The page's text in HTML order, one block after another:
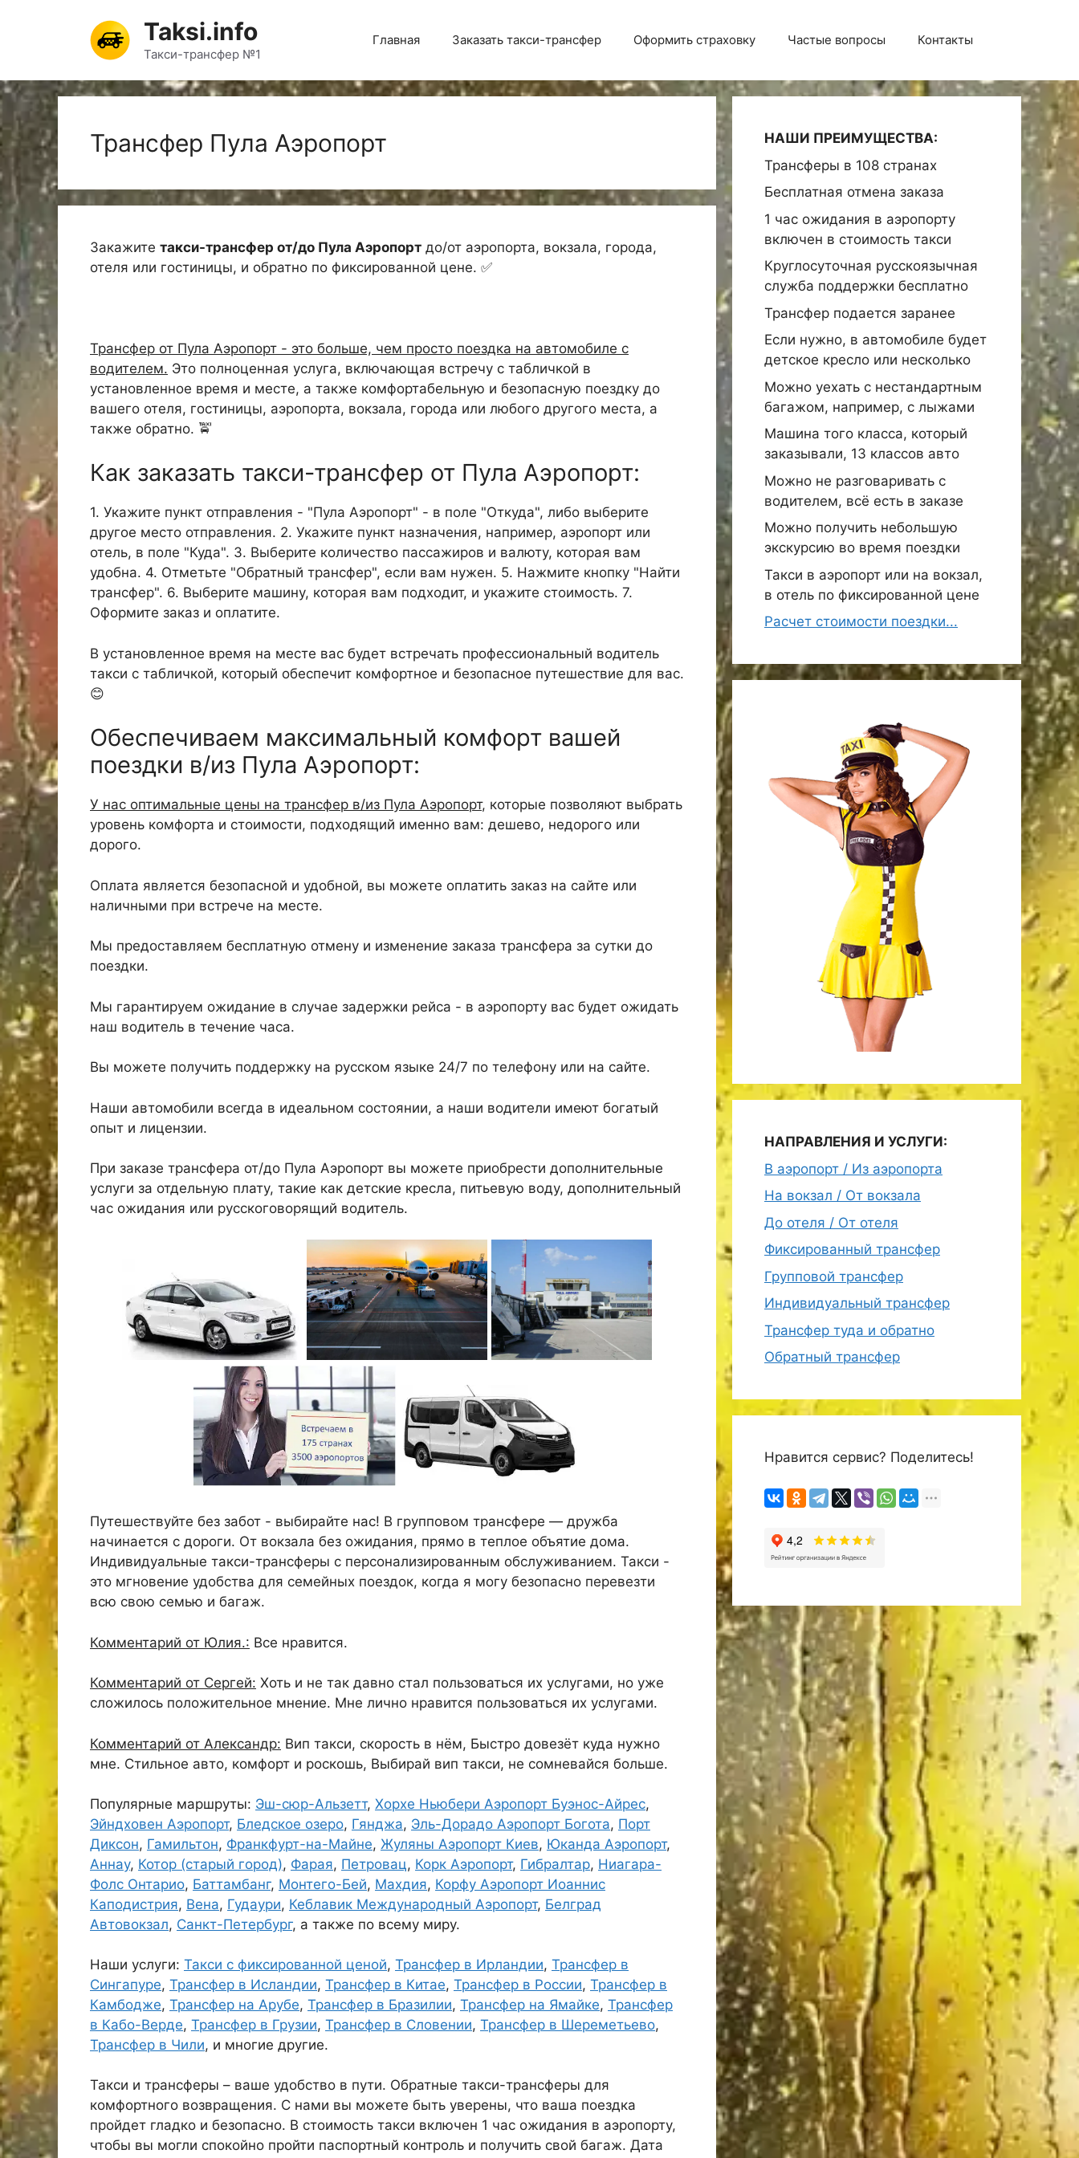
содержимому
Taksi.info
Такси-трансфер №1
Главная Заказать такси-трансфер Оформить страховку Частые вопросы Контакты
Трансфер Пула Аэропорт
Закажите такси-трансфер от/до Пула Аэропорт до/от аэропорта, вокзала, города,
отеля или гостиницы, и обратно по фиксированной цене. ✅
Трансфер от Пула Аэропорт - это больше, чем просто поездка на автомобиле с
водителем. Это полноценная услуга, включающая встречу с табличкой в
установленное время и месте, а также комфортабельную и безопасную поездку до
вашего отеля, гостиницы, аэропорта, вокзала, города или любого другого места, а
также обратно. 🚖
Как заказать такси-трансфер от Пула Аэропорт:
1. Укажите пункт отправления - "Пула Аэропорт" - в поле "Откуда", либо выберите
другое место отправления. 2. Укажите пункт назначения, например, аэропорт или
отель, в поле "Куда". 3. Выберите количество пассажиров и валюту, которая вам
удобна. 4. Отметьте "Обратный трансфер", если вам нужен. 5. Нажмите кнопку "Найти
трансфер". 6. Выберите машину, которая вам подходит, и укажите стоимость. 7.
Оформите заказ и оплатите.
В установленное время на месте вас будет встречать профессиональный водитель
такси с табличкой, который обеспечит комфортное и безопасное путешествие для вас.
😊
Обеспечиваем максимальный комфорт вашей
поездки в/из Пула Аэропорт:
У нас оптимальные цены на трансфер в/из Пула Аэропорт, которые позволяют выбрать
уровень комфорта и стоимости, подходящий именно вам: дешево, недорого или
дорого.
Оплата является безопасной и удобной, вы можете оплатить заказ на сайте или
наличными при встрече на месте.
Мы предоставляем бесплатную отмену и изменение заказа трансфера за сутки до
поездки.
Мы гарантируем ожидание в случае задержки рейса - в аэропорту вас будет ожидать
наш водитель в течение часа.
Вы можете получить поддержку на русском языке 24/7 по телефону или на сайте.
Наши автомобили всегда в идеальном состоянии, а наши водители имеют богатый
опыт и лицензии.
При заказе трансфера от/до Пула Аэропорт вы можете приобрести дополнительные
услуги за отдельную плату, такие как детские кресла, питьевую воду, дополнительный
час ожидания или русскоговорящий водитель.
Путешествуйте без забот - выбирайте нас! В групповом трансфере — дружба
начинается с дороги. От вокзала без ожидания, прямо в теплое объятие дома.
Индивидуальные такси-трансферы с персонализированным обслуживанием. Такси -
это мгновение удобства для семейных поездок, когда я могу безопасно перевезти
всю свою семью и багаж.
Комментарий от Юлия.: Все нравится.
Комментарий от Сергей: Хоть и не так давно стал пользоваться их услугами, но уже
сложилось положительное мнение. Мне лично нравится пользоваться их услугами.
Комментарий от Александр: Вип такси, скорость в нём, Быстро довезёт куда нужно
мне. Стильное авто, комфорт и роскошь, Выбирай вип такси, не сомневайся больше.
Популярные маршруты: Эш-сюр-Альзетт, Хорхе Ньюбери Аэропорт Буэнос-Айрес,
Эйндховен Аэропорт, Бледское озеро, Гянджа, Эль-Дорадо Аэропорт Богота, Порт
Диксон, Гамильтон, Франкфурт-на-Майне, Жуляны Аэропорт Киев, Юканда Аэропорт,
Аннау, Котор (старый город), Фарая, Петровац, Корк Аэропорт, Гибралтар, Ниагара-
Фолс Онтарио, Баттамбанг, Монтего-Бей, Махдия, Корфу Аэропорт Иоаннис
Каподистрия, Вена, Гудаури, Кеблавик Международный Аэропорт, Белград
Автовокзал, Санкт-Петербург, а также по всему миру.
Наши услуги: Такси с фиксированной ценой, Трансфер в Ирландии, Трансфер в
Сингапуре, Трансфер в Исландии, Трансфер в Китае, Трансфер в России, Трансфер в
Камбодже, Трансфер на Арубе, Трансфер в Бразилии, Трансфер на Ямайке, Трансфер
в Кабо-Верде, Трансфер в Грузии, Трансфер в Словении, Трансфер в Шереметьево,
Трансфер в Чили, и многие другие.
Такси и трансферы – ваше удобство в пути. Обратные такси-трансферы для
комфортного возвращения. С нами вы можете быть уверены, что ваша поездка
пройдет гладко и безопасно. В стоимость такси включен 1 час ожидания в аэропорту,
чтобы вы могли спокойно пройти паспортный контроль и получить свой багаж. Дата
НАШИ ПРЕИМУЩЕСТВА:
Трансферы в 108 странах
Бесплатная отмена заказа
1 час ожидания в аэропорту
включен в стоимость такси
Круглосуточная русскоязычная
служба поддержки бесплатно
Трансфер подается заранее
Если нужно, в автомобиле будет
детское кресло или несколько
Можно уехать с нестандартным
багажом, например, с лыжами
Машина того класса, который
заказывали, 13 классов авто
Можно не разговаривать с
водителем, всё есть в заказе
Можно получить небольшую
экскурсию во время поездки
Такси в аэропорт или на вокзал,
в отель по фиксированной цене
Расчет стоимости поездки...
НАПРАВЛЕНИЯ И УСЛУГИ:
В аэропорт / Из аэропорта
На вокзал / От вокзала
До отеля / От отеля
Фиксированный трансфер
Групповой трансфер
Индивидуальный трансфер
Трансфер туда и обратно
Обратный трансфер
Нравится сервис? Поделитесь!